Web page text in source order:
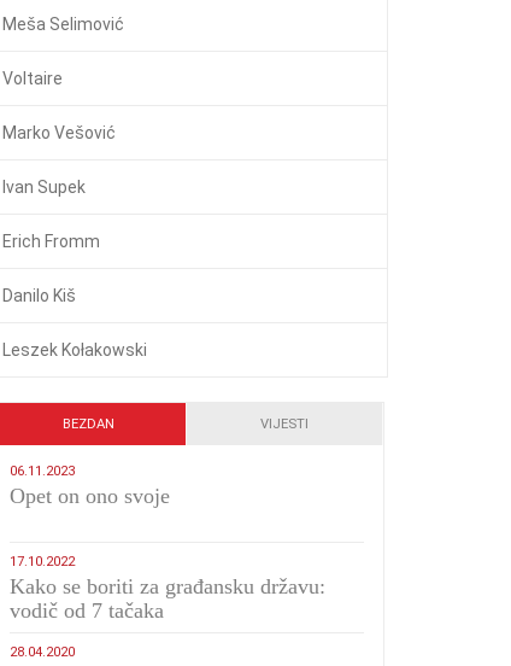
Meša Selimović
Voltaire
Marko Vešović
Ivan Supek
Erich Fromm
Danilo Kiš
Leszek Kołakowski
BEZDAN VIJESTI
06.11.2023
​Opet on ono svoje
17.10.2022
Kako se boriti za građansku državu:
vodič od 7 tačaka
28.04.2020